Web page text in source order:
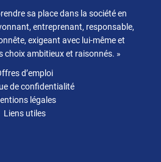
sa place dans la société en
entreprenant, responsable,
exigeant avec lui-même et
choix ambitieux et raisonnés. »
d’emploi
de confidentialité
légales
Liens utiles